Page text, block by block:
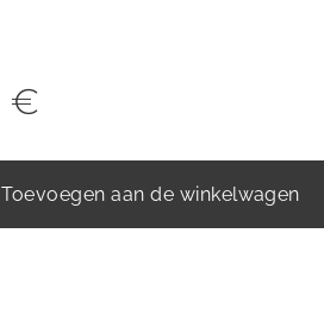
€
Toevoegen aan de winkelwagen